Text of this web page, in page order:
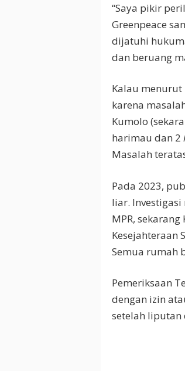
“Saya pikir
Greenpeace
dijatuhi
dan beruang
Kalau
karena
Kumolo
harimau dan 2
Masalah
Pada 2023,
liar.
MPR,
Kesejahteraan
Semua rumah
Pemeriksaan
dengan izin
setelah